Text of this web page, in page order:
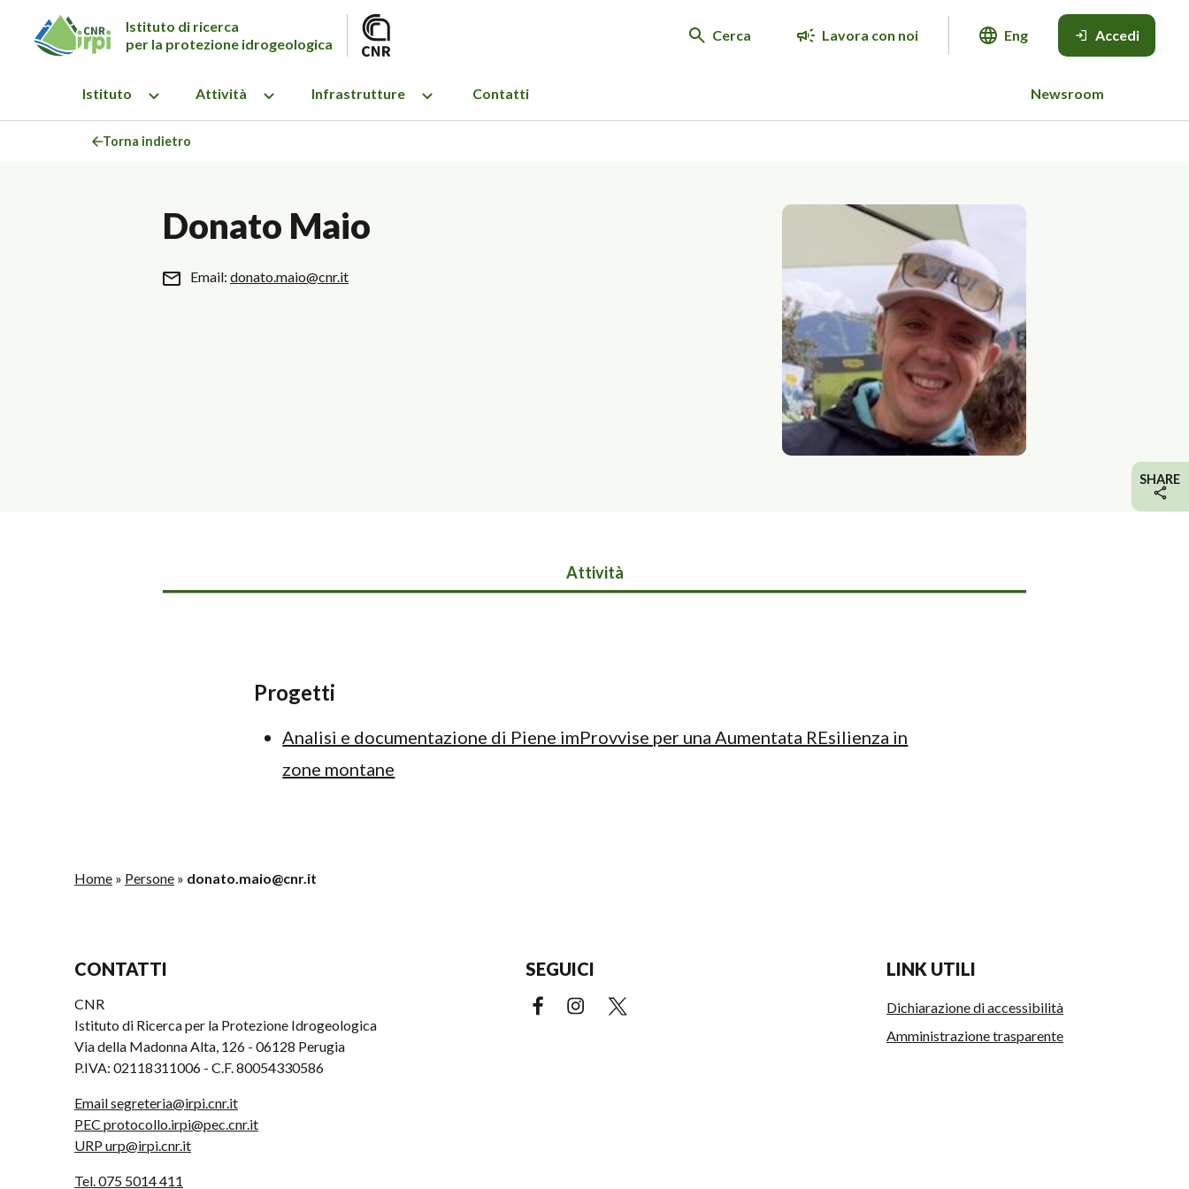
Istituto di ricerca
per la protezione idrogeologica
Cerca Lavora con noi Eng Accedi
Istituto Attività Infrastrutture Contatti Newsroom
SHARE
Torna indietro
Donato Maio
Email: donato.maio@cnr.it
Attività
Progetti
Analisi e documentazione di Piene imProvvise per una Aumentata REsilienza in
zone montane
Home » Persone » donato.maio@cnr.it
CONTATTI
CNR
Istituto di Ricerca per la Protezione Idrogeologica
Via della Madonna Alta, 126 - 06128 Perugia
P.IVA: 02118311006 - C.F. 80054330586
Email segreteria@irpi.cnr.it
PEC protocollo.irpi@pec.cnr.it
URP urp@irpi.cnr.it
Tel. 075 5014 411
SEGUICI
Facebook (link esterno)
Instagram (link esterno)
LINK UTILI
Dichiarazione di accessibilità
Amministrazione trasparente